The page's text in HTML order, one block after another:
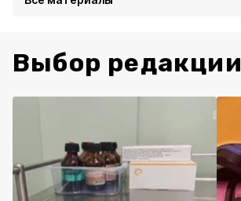
Выбор редакции